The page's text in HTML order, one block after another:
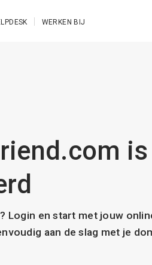
WERKEN BIJ
Login en start met jouw
aan de slag met je